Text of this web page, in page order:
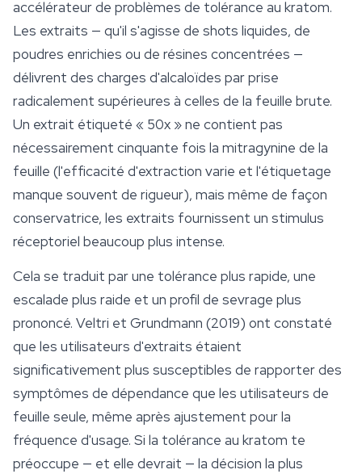
accélérateur de problèmes de tolérance au kratom.
Les extraits — qu'il s'agisse de shots liquides, de
poudres enrichies ou de résines concentrées —
délivrent des charges d'alcaloïdes par prise
radicalement supérieures à celles de la feuille brute.
Un extrait étiqueté « 50x » ne contient pas
nécessairement cinquante fois la mitragynine de la
feuille (l'efficacité d'extraction varie et l'étiquetage
manque souvent de rigueur), mais même de façon
conservatrice, les extraits fournissent un stimulus
réceptoriel beaucoup plus intense.
Cela se traduit par une tolérance plus rapide, une
escalade plus raide et un profil de sevrage plus
prononcé. Veltri et Grundmann (2019) ont constaté
que les utilisateurs d'extraits étaient
significativement plus susceptibles de rapporter des
symptômes de dépendance que les utilisateurs de
feuille seule, même après ajustement pour la
fréquence d'usage. Si la tolérance au kratom te
préoccupe — et elle devrait — la décision la plus